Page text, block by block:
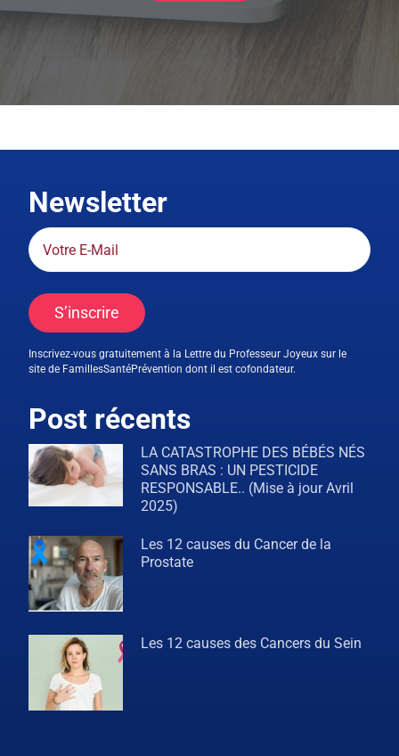
Newsletter
S’inscrire
Inscrivez-vous gratuitement à la Lettre du Professeur Joyeux sur le
site de FamillesSantéPrévention dont il est cofondateur.
Post récents
LA CATASTROPHE DES BÉBÉS NÉS
SANS BRAS : UN PESTICIDE
RESPONSABLE.. (Mise à jour Avril
2025)
Les 12 causes du Cancer de la
Prostate
Les 12 causes des Cancers du Sein